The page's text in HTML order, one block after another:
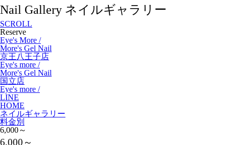
Nail Gallery ネイルギャラリー
SCROLL
Reserve
Eye's More /
More's Gel Nail
京王八王子店
Eye's more /
More's Gel Nail
国立店
Eye's more /
LINE
HOME
ネイルギャラリー
料金別
6,000～
6,000～